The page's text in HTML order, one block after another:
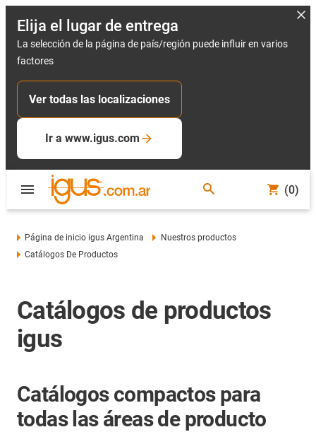
Elija el lugar de entrega
La selección de la página de país/región puede influir en varios
factores
Ver todas las localizaciones
Ir a www.igus.com
(0)
Página de inicio igus Argentina
Nuestros productos
Catálogos De Productos
Catálogos de productos
igus
Catálogos compactos para
todas las áreas de producto